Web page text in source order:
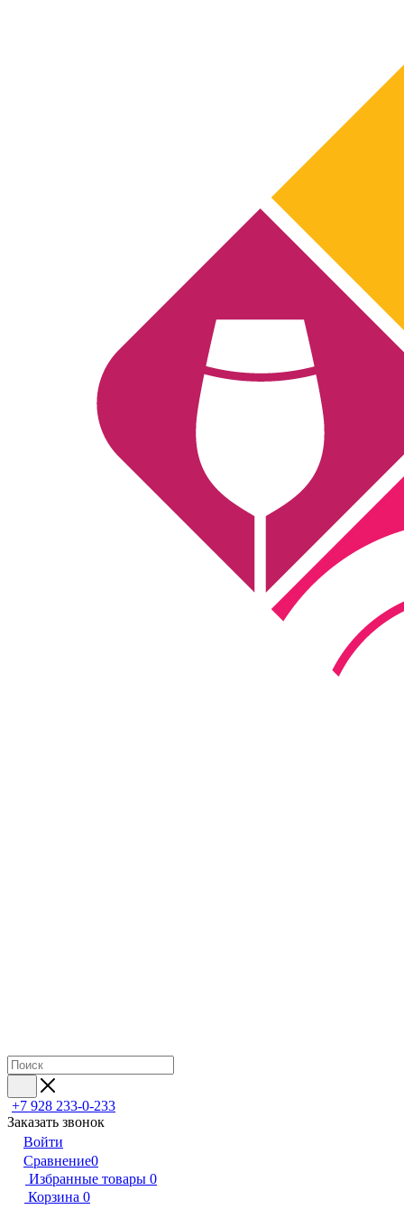
+7 928 233-0-233
Заказать звонок
Войти
Сравнение0
Избранные товары 0
Корзина 0